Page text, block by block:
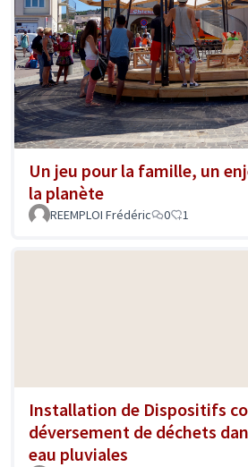
Un jeu pour la famille, un
la planète
REEMPLOI Frédéric 0 1
Installation de Dispositifs
déversement de déchets
eau pluviales